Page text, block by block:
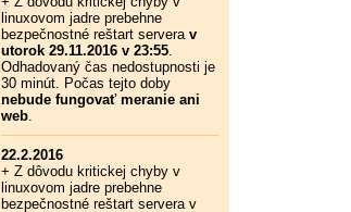
linuxovom jadre prebehne
bezpečnostné reštart servera v
utorok 29.11.2016 v 23:55.
Odhadovaný čas nedostupnosti je
30 minút. Počas tejto doby
nebude fungovať meranie ani
web.
22.2.2016
+ Z dôvodu kritickej chyby v
linuxovom jadre prebehne
bezpečnostné reštart servera v